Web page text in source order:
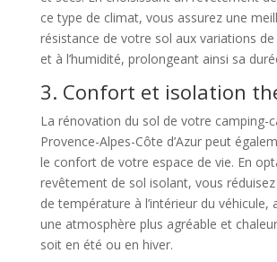
ce type de climat, vous assurez une
résistance de votre sol aux variations
et à l’humidité, prolongeant ainsi sa
3. Confort et isolation
La rénovation du sol de votre camping-
Provence-Alpes-Côte d’Azur peut
le confort de votre espace de vie. En
revêtement de sol isolant, vous
de température à l’intérieur du véhicule,
une atmosphère plus agréable et
soit en été ou en hiver.